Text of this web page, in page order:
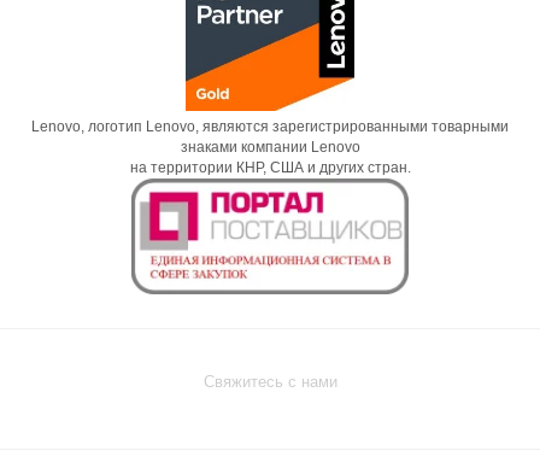
Lenovo, логотип Lenovo, являются зарегистрированными товарными
знаками компании Lenovo
на территории КНР, США и других стран.
Свяжитесь с нами